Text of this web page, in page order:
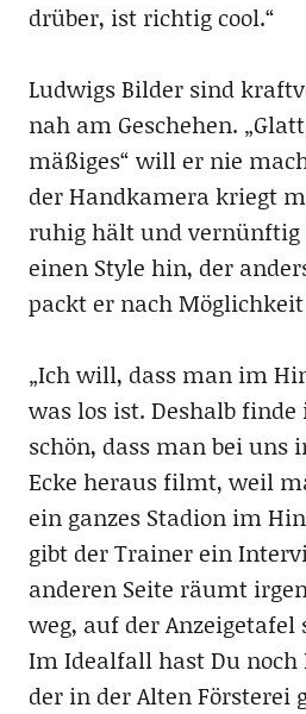
drüber, ist richtig cool.“
Ludwigs Bilder sind
nah am Geschehen.
mäßiges“ will er nie
der Handkamera kriegt
ruhig hält und vernünftig
einen Style hin, der
packt er nach
„Ich will, dass man im
was los ist. Deshalb finde
schön, dass man bei uns
Ecke heraus filmt, weil
ein ganzes Stadion im
gibt der Trainer ein
anderen Seite räumt
weg, auf der Anzeigetafel
Im Idealfall hast Du noch
der in der Alten Försterei